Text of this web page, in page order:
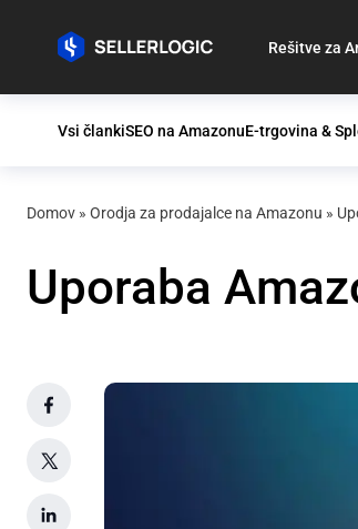
Rešitve za
Vsi člankiSEO na AmazonuE-trgovina &
Domov » Orodja za prodajalce na Amazonu »
Uporaba